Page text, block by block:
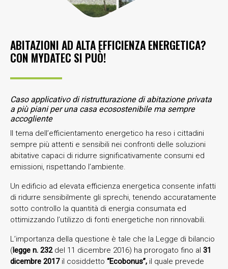
ABITAZIONI AD ALTA EFFICIENZA ENERGETICA?
CON MYDATEC SI PUÒ!
Caso applicativo di ristrutturazione di abitazione privata
a più pianiper una casa ecosostenibile ma sempre
accogliente
Il tema dell’efficientamento energetico ha reso i cittadini
sempre più attenti e sensibili nei confronti delle soluzioni
abitative capaci di ridurre significativamente consumi ed
emissioni, rispettando l’ambiente.
Un edificio ad elevata efficienza energetica consente infatti
di ridurre sensibilmente gli sprechi, tenendo accuratamente
sotto controllo la quantità di energia consumata ed
ottimizzando l’utilizzo di fonti energetiche non rinnovabili.
L’importanza della questione è tale che la Legge di bilancio
(legge n. 232del 11 dicembre 2016) ha prorogato fino al 31
dicembre 2017il cosiddetto “Ecobonus”, il quale prevede